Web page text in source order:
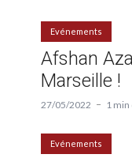
Evénements
Afshan
Marseille !
27/05/2022 1
Evénements